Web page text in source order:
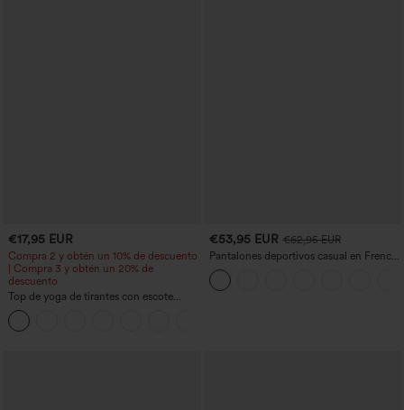
€17,95 EUR
Compra 2 y obtén un 10% de descuento
| Compra 3 y obtén un 20% de
descuento
Top de yoga de tirantes con escote
redondo, fruncido y tacto fresco -
UPF50+
€53,95 EUR €62,95 EUR
Pantalones deportivos casual en French
terry con estampado denim, tiro medio,
estilo jeans y bolsillos